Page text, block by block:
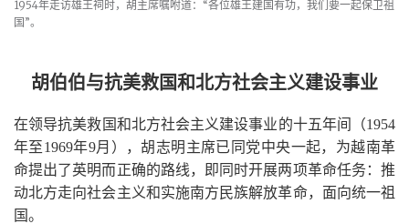
1954年走访雄王祠时，胡主席嘱咐道：“各位雄王建国有功，我们要一起保卫祖
国”。
胡伯伯与抗美救国和北方社会主义建设事业
在领导抗美救国和北方社会主义建设事业的十五年间（1954
年至1969年9月），胡志明主席已同党中央一起，为越南革
命提出了英明而正确的路线，即同时开展两项革命任务：推
动北方走向社会主义和实施南方民族解放革命，面向统一祖
国。